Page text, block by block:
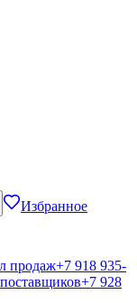
Избранное
продаж+7 918 935-
+7 928